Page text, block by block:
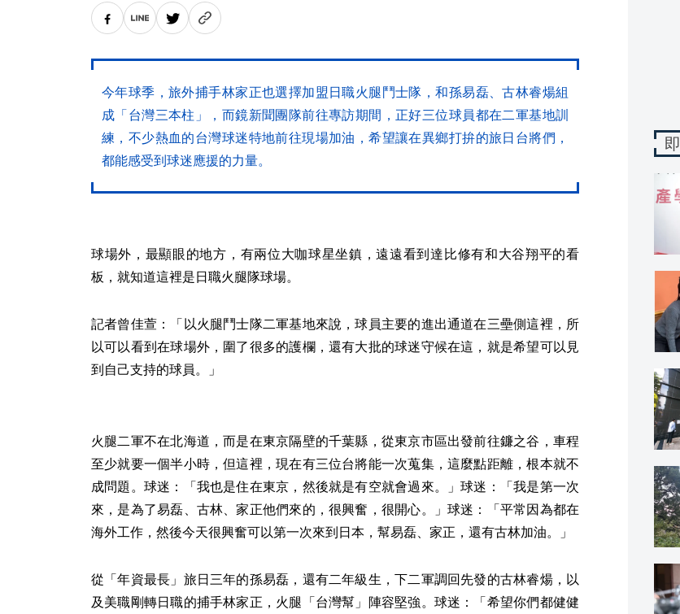
今年球季，旅外捕手林家正也選擇加盟日職火腿鬥士隊，和孫易磊、古林睿煬組
成「台灣三本柱」，而鏡新聞團隊前往專訪期間，正好三位球員都在二軍基地訓
練，不少熱血的台灣球迷特地前往現場加油，希望讓在異鄉打拚的旅日台將們，
都能感受到球迷應援的力量。
球場外，最顯眼的地方，有兩位大咖球星坐鎮，遠遠看到達比修有和大谷翔平的看
板，就知道這裡是日職火腿隊球場。
記者曾佳萱：「以火腿鬥士隊二軍基地來說，球員主要的進出通道在三壘側這裡，所
以可以看到在球場外，圍了很多的護欄，還有大批的球迷守候在這，就是希望可以見
到自己支持的球員。」
火腿二軍不在北海道，而是在東京隔壁的千葉縣，從東京市區出發前往鐮之谷，車程
至少就要一個半小時，但這裡，現在有三位台將能一次蒐集，這麼點距離，根本就不
成問題。球迷：「我也是住在東京，然後就是有空就會過來。」球迷：「我是第一次
來，是為了易磊、古林、家正他們來的，很興奮，很開心。」球迷：「平常因為都在
海外工作，然後今天很興奮可以第一次來到日本，幫易磊、家正，還有古林加油。」
從「年資最長」旅日三年的孫易磊，還有二年級生，下二軍調回先發的古林睿煬，以
及美職剛轉日職的捕手林家正，火腿「台灣幫」陣容堅強。球迷：「希望你們都健健